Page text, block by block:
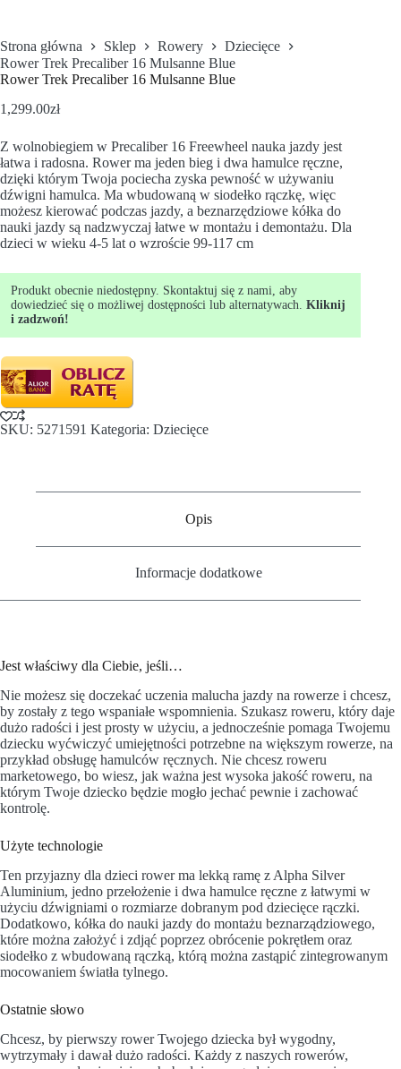
Strona główna Sklep Rowery
Dziecięce
Rower Trek Precaliber 16 Mulsanne Blue
Rower Trek Precaliber 16 Mulsanne Blue
1,299.00zł
Z wolnobiegiem w Precaliber 16 Freewheel nauka jazdy jest
łatwa i radosna. Rower ma jeden bieg i dwa hamulce ręczne,
dzięki którym Twoja pociecha zyska pewność w używaniu
dźwigni hamulca. Ma wbudowaną w siodełko rączkę, więc
możesz kierować podczas jazdy, a beznarzędziowe kółka do
nauki jazdy są nadzwyczaj łatwe w montażu i demontażu. Dla
dzieci w wieku 4-5 lat o wzroście 99-117 cm
Produkt obecnie niedostępny. Skontaktuj się z nami, aby
dowiedzieć się o możliwej dostępności lub alternatywach. Kliknij
i zadzwoń!
SKU: 5271591 Kategoria: Dziecięce
Opis
Informacje dodatkowe
Jest właściwy dla Ciebie, jeśli…
Nie możesz się doczekać uczenia malucha jazdy na rowerze i chcesz,
by zostały z tego wspaniałe wspomnienia. Szukasz roweru, który daje
dużo radości i jest prosty w użyciu, a jednocześnie pomaga Twojemu
dziecku wyćwiczyć umiejętności potrzebne na większym rowerze, na
przykład obsługę hamulców ręcznych. Nie chcesz roweru
marketowego, bo wiesz, jak ważna jest wysoka jakość roweru, na
którym Twoje dziecko będzie mogło jechać pewnie i zachować
kontrolę.
Użyte technologie
Ten przyjazny dla dzieci rower ma lekką ramę z Alpha Silver
Aluminium, jedno przełożenie i dwa hamulce ręczne z łatwymi w
użyciu dźwigniami o rozmiarze dobranym pod dziecięce rączki.
Dodatkowo, kółka do nauki jazdy do montażu beznarządziowego,
które można założyć i zdjąć poprzez obrócenie pokrętłem oraz
siodełko z wbudowaną rączką, którą można zastąpić zintegrowanym
mocowaniem światła tylnego.
Ostatnie słowo
Chcesz, by pierwszy rower Twojego dziecka był wygodny,
wytrzymały i dawał dużo radości. Każdy z naszych rowerów,